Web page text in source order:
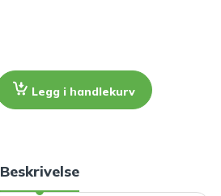
Legg i handlekurv
Beskrivelse